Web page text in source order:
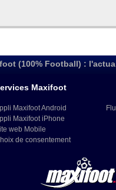
(100% Football) :
Maxifoot
Maxifoot Android
Maxifoot iPhone
web Mobile
de consentement